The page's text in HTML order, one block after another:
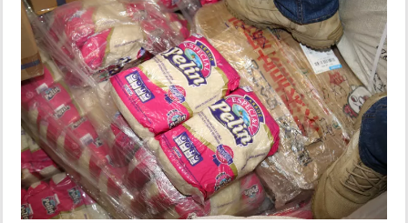
MUNDO
INSÓLITAS
MULTIMEDIA
IMPRESO